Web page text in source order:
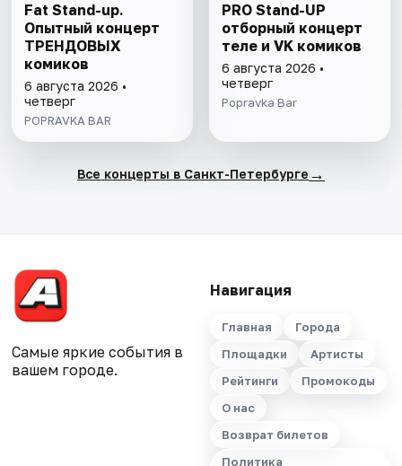
Fat Stand-up.
Опытный концерт
ТРЕНДОВЫХ
комиков
6 августа 2026 •
четверг
POPRAVKA BAR
PRO Stand-UP
отборный концерт
теле и VK комиков
6 августа 2026 •
четверг
Popravka Bar
Все концерты в Санкт-Петербурге →
Самые яркие события в
вашем городе.
Навигация
Главная
Города
Площадки
Артисты
Рейтинги
Промокоды
О нас
Возврат билетов
Политика